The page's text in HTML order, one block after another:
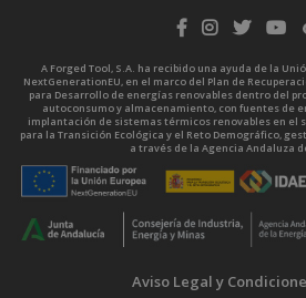
A Forged Tool, S.A. ha recibido una ayuda de la
NextGenerationEU, en el marco del Plan de
para Desarrollo de energías renovables dentro del
autoconsumo y almacenamiento, con fuentes de
implantación de sistemas térmicos renovables en
para la Transición Ecológica y el Reto Demográfico,
a través de la Agencia Andaluza
Aviso Legal y